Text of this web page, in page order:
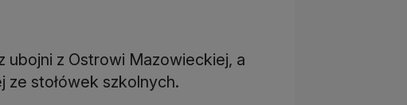
ubojni z Ostrowi Mazowieckiej, a
ze stołówek szkolnych.